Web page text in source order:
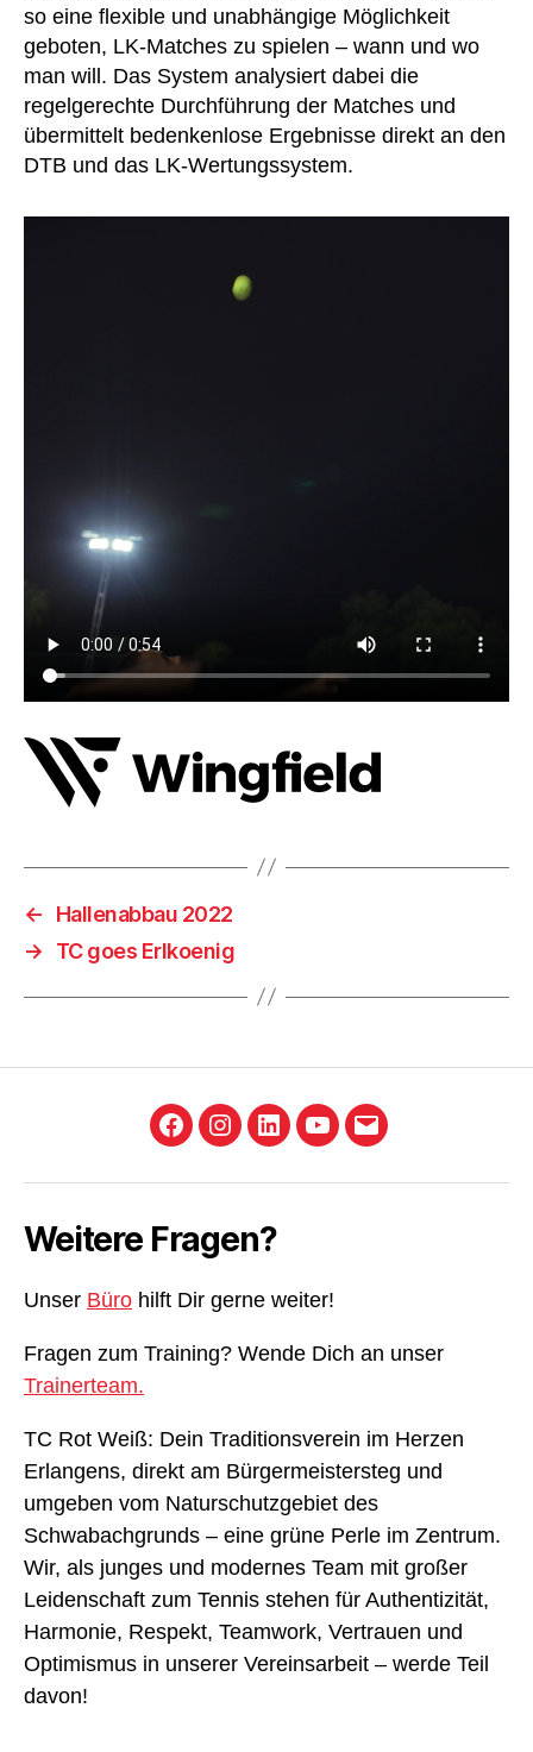
so eine flexible und unabhängige Möglichkeit
geboten, LK-Matches zu spielen – wann und wo
man will. Das System analysiert dabei die
regelgerechte Durchführung der Matches und
übermittelt bedenkenlose Ergebnisse direkt an den
DTB und das LK-Wertungssystem.
←
Hallenabbau 2022
→
TC goes Erlkoenig
FacebookInstagram
LinkedInYouTube
E-
Weitere Fragen?
Unser Büro hilft Dir gerne weiter!
Fragen zum Training? Wende Dich an unser
Trainerteam.
TC Rot Weiß: Dein Traditionsverein im Herzen
Erlangens, direkt am Bürgermeistersteg und
umgeben vom Naturschutzgebiet des
Schwabachgrunds – eine grüne Perle im Zentrum.
Wir, als junges und modernes Team mit großer
Leidenschaft zum Tennis stehen für Authentizität,
Harmonie, Respekt, Teamwork, Vertrauen und
Optimismus in unserer Vereinsarbeit – werde Teil
davon!